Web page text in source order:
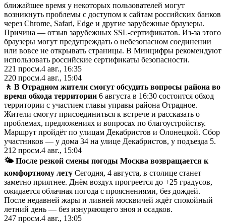
ближайшее время у некоторых пользователей могут
возникнуть проблемы с доступом к сайтам российских банков
через Chrome, Safari, Edge и другие зарубежные браузеры.
Причина — отзыв зарубежных SSL-сертификатов. Из-за этого
браузеры могут предупреждать о небезопасном соединении
или вовсе не открывать страницы. В Минцифры рекомендуют
использовать российские сертификаты безопасности.
221 просм.4 авг., 16:35
220 просм.4 авг., 15:04
🚶 В Отрадном жители смогут обсудить вопросы района во
время обхода территории 6 августа в 16:30 состоится обход
территории с участием главы управы района Отрадное.
Жители смогут присоединиться к встрече и рассказать о
проблемах, предложениях и вопросах по благоустройству.
Маршрут пройдёт по улицам Декабристов и Олонецкой. Сбор
участников — у дома 34 на улице Декабристов, у подъезда 5.
212 просм.4 авг., 15:04
🌤 После резкой смены погоды Москва возвращается к
комфортному лету Сегодня, 4 августа, в столице станет
заметно приятнее. Днём воздух прогреется до +25 градусов,
ожидается облачная погода с прояснениями, без дождей.
После недавней жары и ливней москвичей ждёт спокойный
летний день — без изнуряющего зноя и осадков.
247 просм.4 авг., 13:05